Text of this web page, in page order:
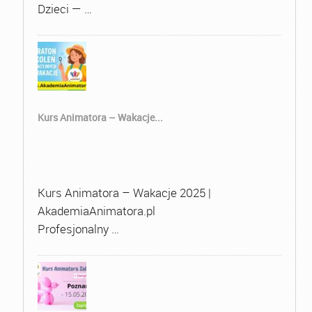
Dzieci — …
Kurs Animatora – Wakacje...
Kurs Animatora – Wakacje 2025 |
AkademiaAnimatora.pl
Profesjonalny …